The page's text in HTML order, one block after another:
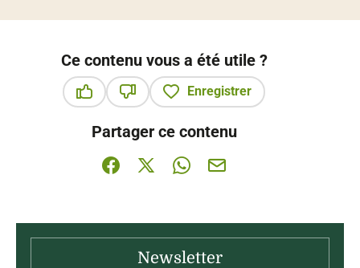
Ce contenu vous a été utile ?
Enregistrer
Partager ce contenu
Partager sur Facebook (nouvelle fenêtre)
Partager sur X / Twitter (nouvelle
Partager sur WhatsApp
Partager par mail
Newsletter